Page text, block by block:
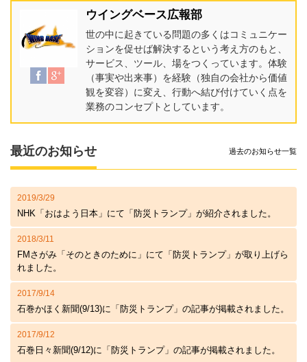
ウイングベース広報部
世の中に起きている問題の多くはコミュニケー
ションを促せば解決するという考え方のもと、
サービス、ツール、場をつくっています。体験
（事実や出来事）を経験（独自の会社から価値
観を変容）に変え、行動へ結び付けていく点を
業務のコンセプトとしています。
最近のお知らせ
2019/3/29
NHK「おはよう日本」にて「防災トランプ」が紹介されました。
2018/3/11
FMさがみ「そのときのために」にて「防災トランプ」が取り上げら
れました。
2017/9/14
石巻かほく新聞(9/13)に「防災トランプ」の記事が掲載されました。
2017/9/12
石巻日々新聞(9/12)に「防災トランプ」の記事が掲載されました。
過去のお知らせ一覧